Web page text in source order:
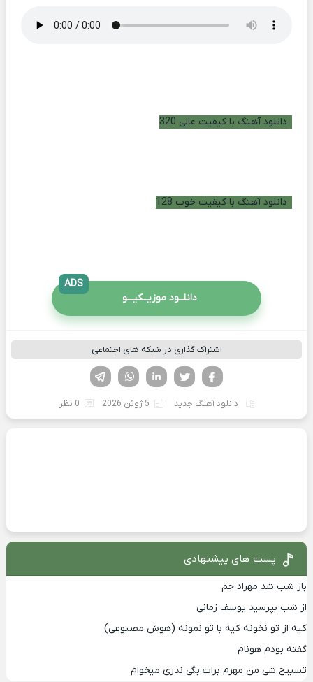
دانلود آهنگ با کیفیت عالی 320
دانلود آهنگ با کیفیت خوب 128
دانلــود موزیــکیـــو
ADS
اشتراک گذاری در شبکه های اجتماعی
لینکدین تویتر
فیسوک
دانلود آهنگ جدید 5 ژوئن 2026 0 نظر
پست های پیشنهادی
باز شب شد مهراد جم
از شب بپرسید یوسف زمانی
کیه از تو نخونه کیه با تو نمونه (هوش مصنوعی)
گفته بودم هونام
تسبیح شی من مهرم برات بگی نذری میخوام